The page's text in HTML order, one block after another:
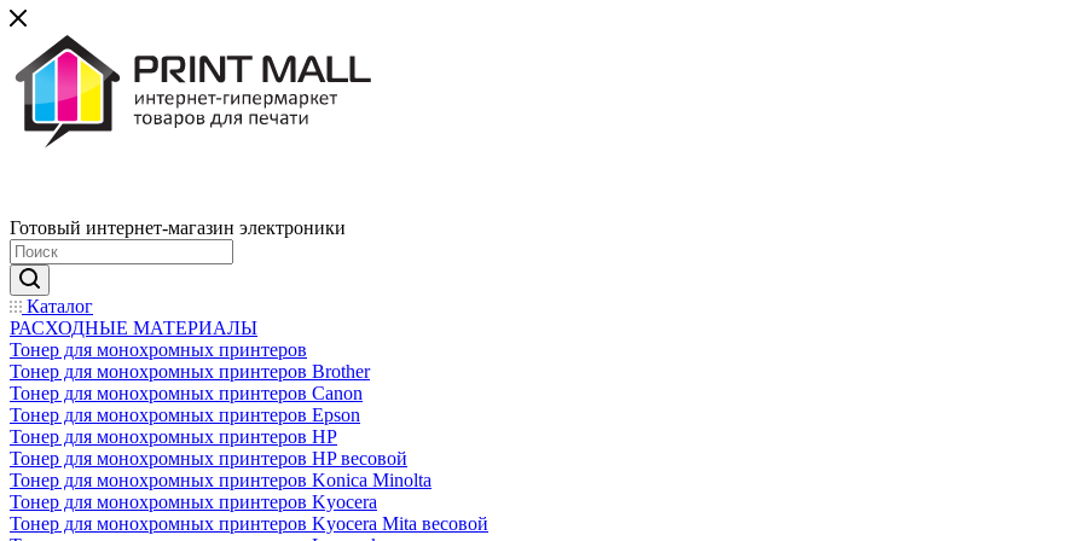
Готовый интернет-магазин электроники
Каталог
РАСХОДНЫЕ МАТЕРИАЛЫ
Тонер для монохромных принтеров
Тонер для монохромных принтеров Brother
Тонер для монохромных принтеров Canon
Тонер для монохромных принтеров Epson
Тонер для монохромных принтеров HP
Тонер для монохромных принтеров HP весовой
Тонер для монохромных принтеров Konica Minolta
Тонер для монохромных принтеров Kyocera
Тонер для монохромных принтеров Kyocera Mita весовой